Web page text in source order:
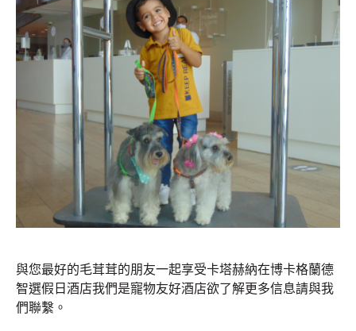
與您最好的毛茸茸的朋友一起享受卡塔赫納在博卡格蘭德
智選假日酒店我們是寵物友好酒店欲了解更多信息請與我
們聯繫。